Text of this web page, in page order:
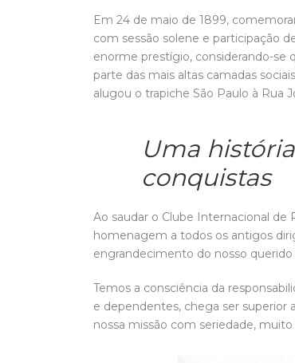
Em 24 de maio de 1899,
com sessão solene e participação
enorme prestígio, considerando-se
parte das mais altas camadas
alugou o trapiche São Paulo à Rua
Uma
conquistas
Ao saudar o Clube Internacional
homenagem a todos os antigos
engrandecimento do nosso querido
Temos a consciência da
e dependentes, chega ser superior
nossa missão com seriedade,